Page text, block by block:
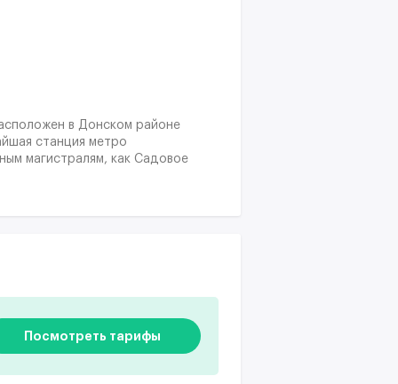
в Донском районе
станция метро
магистралям, как Садовое
Посмотреть тарифы